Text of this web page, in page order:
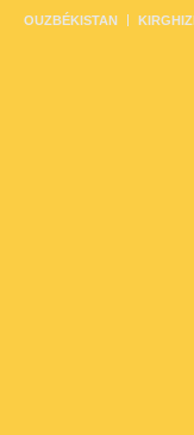
OUZBÉKISTAN